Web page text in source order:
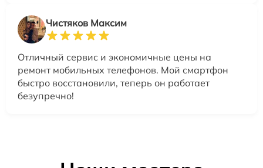
Чистяков Максим
Отличный сервис и экономичные цены на
ремонт мобильных телефонов. Мой смартфон
быстро восстановили, теперь он работает
безупречно!